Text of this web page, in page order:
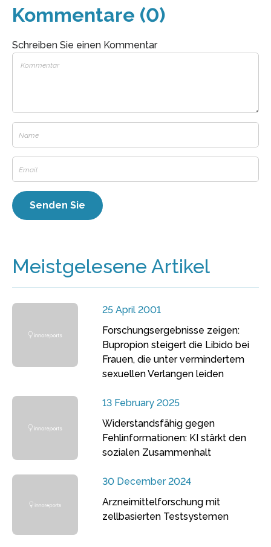
Kommentare (0)
Schreiben Sie einen Kommentar
Meistgelesene Artikel
25 April 2001
Forschungsergebnisse zeigen:
Bupropion steigert die Libido bei
Frauen, die unter vermindertem
sexuellen Verlangen leiden
13 February 2025
Widerstandsfähig gegen
Fehlinformationen: KI stärkt den
sozialen Zusammenhalt
30 December 2024
Arzneimittelforschung mit
zellbasierten Testsystemen